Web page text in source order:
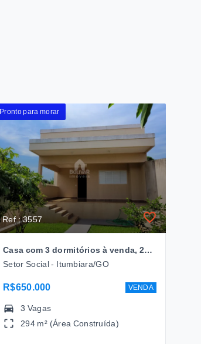
Pronto para morar
Ref.: 3557
Casa com 3 dormitórios à venda, 294 m² por R$ 650.000 - Setor Social- Itumbiara/GO
Setor Social - Itumbiara/GO
R$650.000 VENDA
3 Vagas
294 m² (Área Construída)